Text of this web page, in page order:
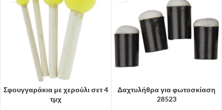
Σφουγγαράκια με χερούλι σετ 4
τμχ
Δαχτυλήθρα για φωτοσκίαση
28523